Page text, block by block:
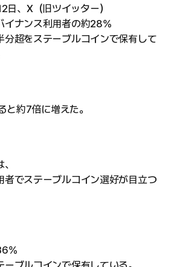
日、X（旧ツイッター）
イナンス利用者の約28%
分超をステーブルコインで保有して
約7倍に増えた。
者でステーブルコイン選好が目立つ